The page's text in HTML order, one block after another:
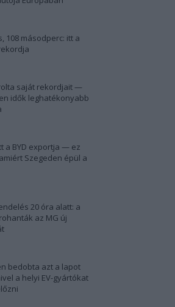
108 másodperc: itt a
saját rekordjait —
idők leghatékonyabb
a BYD exportja — ez
Szegeden épül a
20 óra alatt: a
az MG új
bedobta azt a lapot
a helyi EV-gyártókat